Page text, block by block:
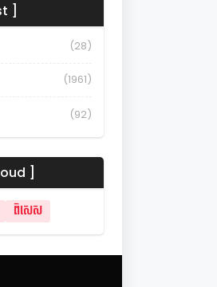
]
(28)
(1961)
(92)
]
ពិសេស